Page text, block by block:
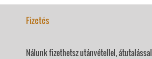
Fizetés
Nálunk fizethetsz utánvétellel, átutalással